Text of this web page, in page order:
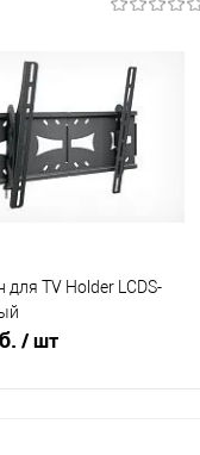
1 клик
К сравнению
В наличии
для TV Holder LCDS-
/ шт